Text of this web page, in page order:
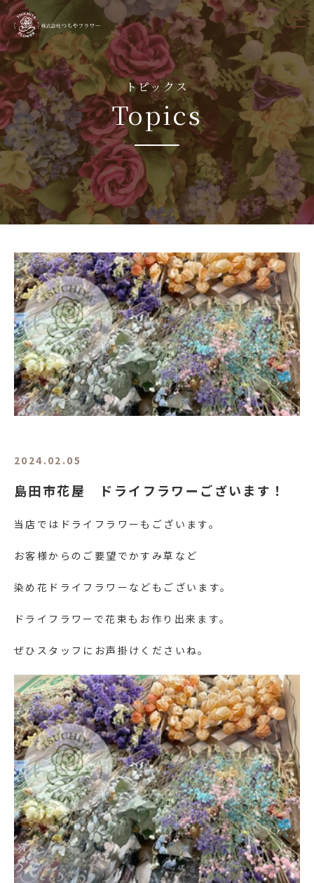
トピックス
Topics
2024.02.05
島田市花屋 ドライフラワーございます！
当店ではドライフラワーもございます。
お客様からのご要望でかすみ草など
染め花ドライフラワーなどもございます。
ドライフラワーで花束もお作り出来ます。
ぜひスタッフにお声掛けくださいね。